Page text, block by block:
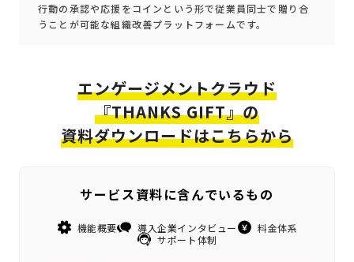
行動の承認や応援をコインという形で従業員同士で贈り合
うことが可能な組織改善プラットフォームです。
エンゲージメントクラウド
『THANKS GIFT』の
資料ダウンロードはこちらから
サービス資料に含んでいるもの
機能概要 導入企業インタビュー
料金体系
サポート体制